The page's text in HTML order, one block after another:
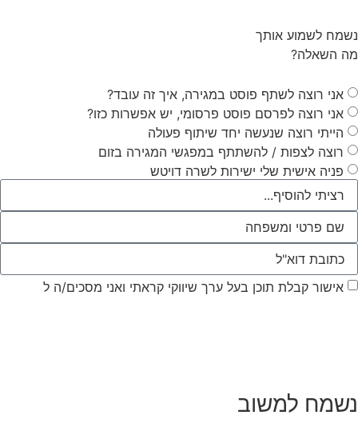
נשמח לשמוע אותך
מה השאלה?
אני רוצה לשתף פוסט במגירה, איך זה עובד?
אני רוצה לפרסם פוסט פרסומי, יש אפשרות כזו?
הייתי רוצה שנעשה יחד שיתוף פעולה
רוצה לצפות / להשתתף במפגשי המגירה בזום
פניה אישית שלי ישירות לשרה דויטש
אישור קבלת תוכן בעל ערך שיווקי קראתי ואני מסכים/ה ל
נשמח למשוב